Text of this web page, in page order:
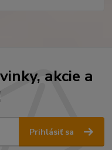
akcie a
Prihlásiť sa